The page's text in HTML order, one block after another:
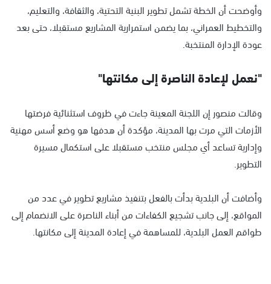
وأوضحت أن الخطة تشمل تطوير البنية التحتية، والثقافة، والتعليم،
والتخطيط العمراني، بما يضمن استمرارية المشاريع مستقبلا، حتى بعد
عودة الإدارة المنتخبة.
"نعمل لإعادة الناصرة إلى مكانتها"
وقالت منصور إن اللجنة المعينة جاءت في ظروف استثنائية فرضتها
الأزمات التي مرت بها المدينة، مؤكدة أن هدفها هو وضع أسس مهنية
وإدارية تساعد أي مجلس منتخب مستقبلا على استكمال مسيرة
التطوير.
وأضافت أن البلدية بدأت بالفعل بتنفيذ مشاريع تطوير في عدد من
المواقع، إلى جانب تشجيع الكفاءات من أبناء الناصرة على الانضمام إلى
طواقم العمل البلدية، للمساهمة في إعادة المدينة إلى مكانتها.